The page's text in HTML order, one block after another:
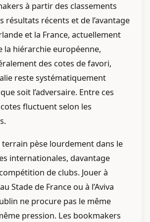
à partir des classements
résultats récents et de l’avantage
et la France, actuellement
la hiérarchie européenne,
des cotes de favori,
reste systématiquement
soit l’adversaire. Entre ces
fluctuent selon les
terrain pèse lourdement dans le
internationales, davantage
de clubs. Jouer à
Stade de France ou à l’Aviva
ne procure pas le même
pression. Les bookmakers